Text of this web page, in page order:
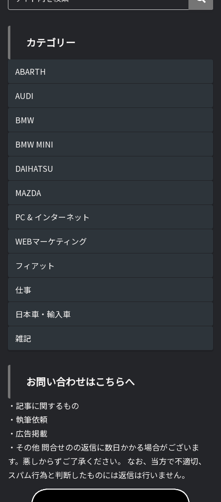
カテゴリー
ABARTH
AUDI
BMW
BMW MINI
DAIHATSU
MAZDA
PC & インターネット
WEBマーケティング
フィアット
仕事
日本車・輸入車
雑記
お問い合わせはこちらへ
・記事に関するもの
・執筆依頼
・広告掲載
・その他 問合せのの返信に数日かかる場合がございま
す。悪しからずご了承ください。 なお、当方で不適切、
スパム行為と判断したものには返信は行いません。